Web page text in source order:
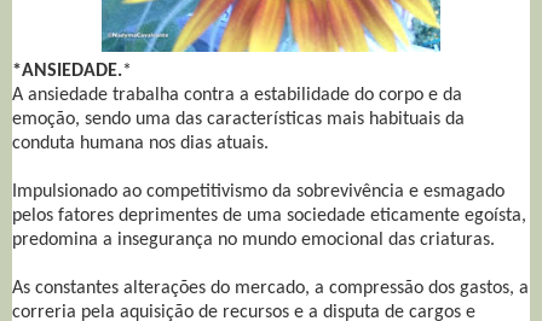
*ANSIEDADE.*
A ansiedade trabalha contra a estabilidade do corpo e da
emoção, sendo uma das características mais habituais da
conduta humana nos dias atuais.
Impulsionado ao competitivismo da sobrevivência e esmagado
pelos fatores deprimentes de uma sociedade eticamente egoísta,
predomina a insegurança no mundo emocional das criaturas.
As constantes alterações do mercado, a compressão dos gastos, a
correria pela aquisição de recursos e a disputa de cargos e